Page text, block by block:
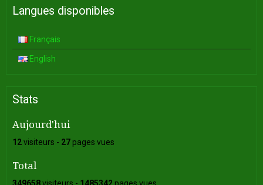
Langues disponibles
Français
English
Stats
Aujourd'hui
12visiteurs - 27pages vues
Total
349658visiteurs - 1485342 pages vues